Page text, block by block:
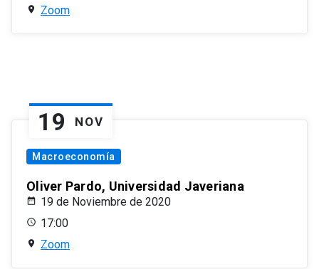
Zoom
19 NOV
Macroeconomía
Oliver Pardo, Universidad Javeriana
19 de Noviembre de 2020
17:00
Zoom